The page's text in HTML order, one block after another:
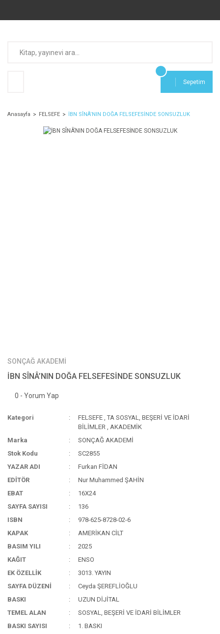
Sepetim
Anasayfa FELSEFE İBN SÎNÂ’NIN DOĞA FELSEFESİNDE SONSUZLUK
SONÇAĞ AKADEMİ
İBN SÎNÂ’NIN DOĞA FELSEFESİNDE SONSUZLUK
0 - Yorum Yap
Kategori FELSEFE ,TA SOSYAL, BEŞERİ VE İDARİ
BİLİMLER ,AKADEMİK
Marka
SONÇAĞ AKADEMİ
Stok Kodu
SC2855
YAZAR ADI
Furkan FİDAN
EDİTÖR
Nur Muhammed ŞAHİN
EBAT
16X24
SAYFA SAYISI
136
ISBN
978-625-8728-02-6
KAPAK
AMERİKAN CİLT
BASIM YILI
2025
KAĞIT
ENSO
EK ÖZELLİK
3013. YAYIN
SAYFA DÜZENİ
Ceyda ŞEREFLİOĞLU
BASKI
UZUN DİJİTAL
TEMEL ALAN
SOSYAL, BEŞERİ VE İDARİ BİLİMLER
BASKI SAYISI
1. BASKI